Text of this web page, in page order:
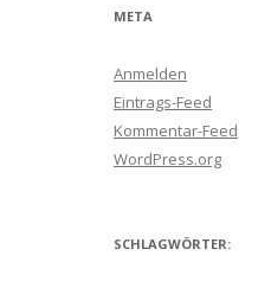
META
Anmelden
Eintrags-Feed
Kommentar-Feed
WordPress.org
SCHLAGWÖRTER: